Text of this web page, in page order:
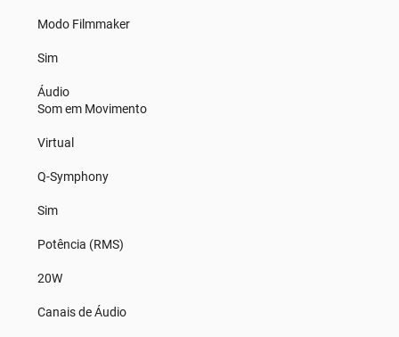
Modo Filmmaker
Sim
Áudio
Som em Movimento
Virtual
Q-Symphony
Sim
Potência (RMS)
20W
Canais de Áudio